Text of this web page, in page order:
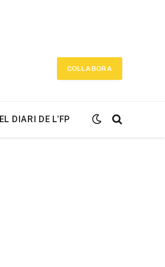
COL·LABORA
EL DIARI DE L’FP